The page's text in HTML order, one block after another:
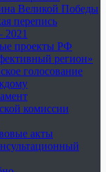
Великой Победы
перепись
2021
проекты РФ
регион»
голосование
комиссии
акты